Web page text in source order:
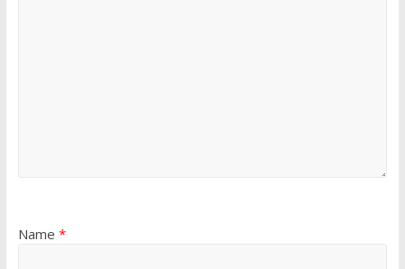
Name *